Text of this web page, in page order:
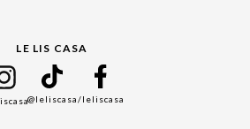
LE LIS CASA
@leliscasa/leliscasa